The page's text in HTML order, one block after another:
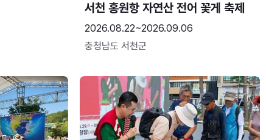
서천 홍원항 자연산 전어 꽃게 축제
2026.08.22~2026.09.06
충청남도 서천군